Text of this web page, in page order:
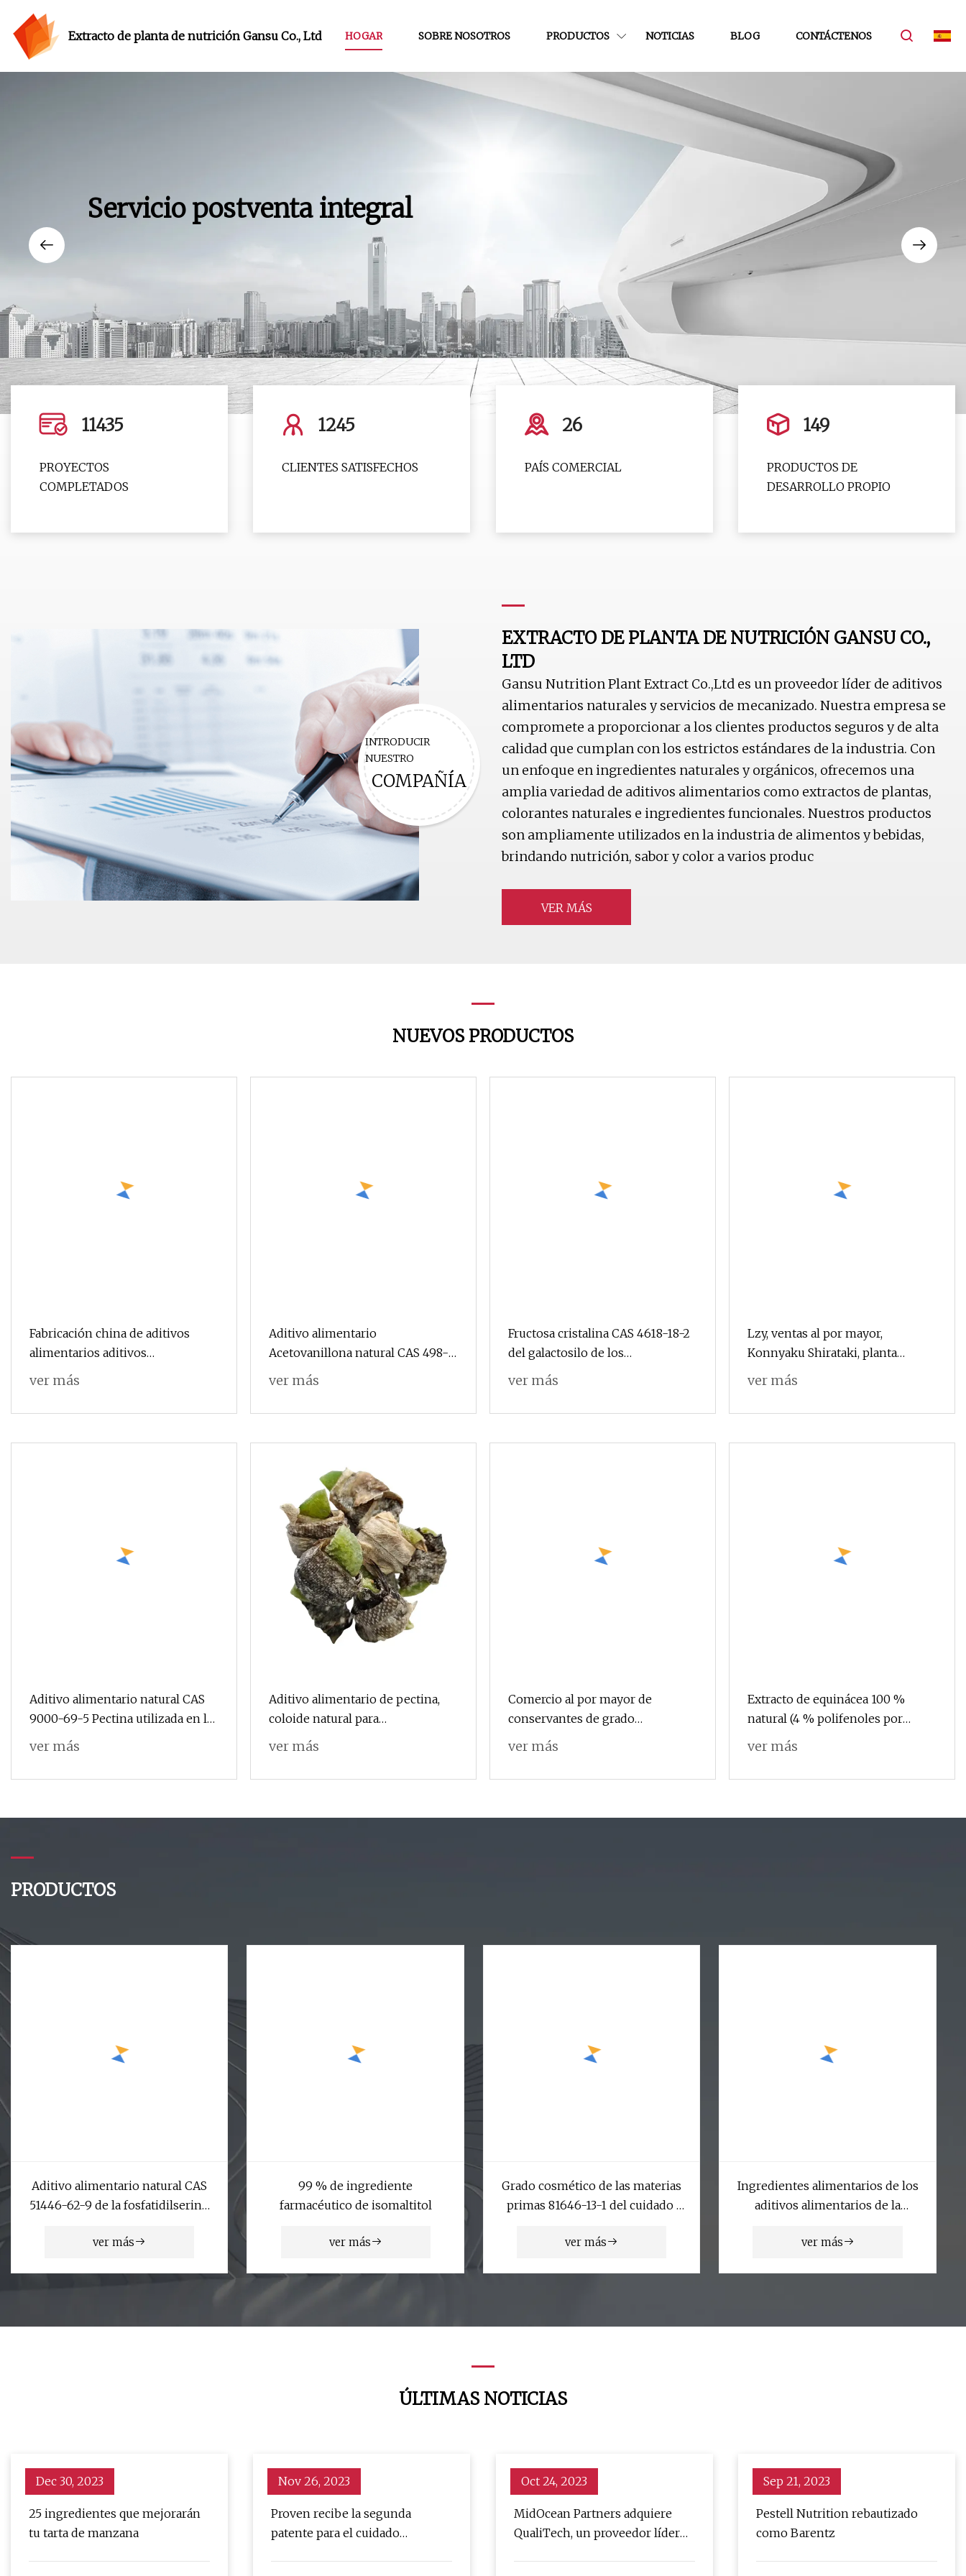
Extracto de planta de nutrición Gansu Co., Ltd HOGAR SOBRE NOSOTROS PRODUCTOS NOTICIAS BLOG CONTÁCTENOS
Servicio postventa integral
11435
PROYECTOS
COMPLETADOS
1245
CLIENTES SATISFECHOS
26
PAÍS COMERCIAL
149
PRODUCTOS DE
DESARROLLO PROPIO
INTRODUCIR
NUESTRO
COMPAÑÍA
EXTRACTO DE PLANTA DE NUTRICIÓN GANSU CO.,
LTD
Gansu Nutrition Plant Extract Co.,Ltd es un proveedor líder de aditivos
alimentarios naturales y servicios de mecanizado. Nuestra empresa se
compromete a proporcionar a los clientes productos seguros y de alta
calidad que cumplan con los estrictos estándares de la industria. Con
un enfoque en ingredientes naturales y orgánicos, ofrecemos una
amplia variedad de aditivos alimentarios como extractos de plantas,
colorantes naturales e ingredientes funcionales. Nuestros productos
son ampliamente utilizados en la industria de alimentos y bebidas,
brindando nutrición, sabor y color a varios produc
VER MÁS
NUEVOS PRODUCTOS
Fabricación china de aditivos
alimentarios aditivos
alimentarios saludables naturales
ver más
Aditivo alimentario
Acetovanillona natural CAS 498-
ver más
Fructosa cristalina CAS 4618-18-2
del galactosilo de los
edulcorantes naturales del azúcar
alimentarios de Hhd
ver más
Lzy, ventas al por mayor,
Konnyaku Shirataki, planta
Natural, comida verde, sin
en calorías, pérdida de peso,
ver más
Aditivo alimentario natural CAS
9000-69-5 Pectina utilizada en la
industria alimentaria como
estabilizador, emulsionante
ver más
Aditivo alimentario de pectina,
coloide natural para
gelatina/jugo/yogur/malvavisco/mermelada
ver más
Comercio al por mayor de
conservantes de grado
alimenticio plastificante orgánico
alimentario
ver más
Extracto de equinácea 100 %
natural (4 % polifenoles por
HPLC) como aditivo alimentario
ver más
PRODUCTOS
Aditivo alimentario natural CAS
51446-62-9 de la fosfatidilserina
ver más
99 % de ingrediente
farmacéutico de isomaltitol
ver más
Grado cosmético de las materias
primas 81646-13-1 del cuidado
ver más
Ingredientes alimentarios de los
aditivos alimentarios de la
la taurina de Jp/USP de la pureza
ver más
ÚLTIMAS NOTICIAS
Dec 30, 2023
25 ingredientes que mejorarán
tu tarta de manzana
Nov 26, 2023
Proven recibe la segunda
patente para el cuidado
Oct 24, 2023
MidOcean Partners adquiere
QualiTech, un proveedor líder
Sep 21, 2023
Pestell Nutrition rebautizado
como Barentz